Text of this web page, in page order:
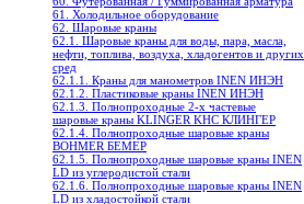
61. Холодильное oборудование
62. Шаровые краны
62.1. Шаровые краны для воды, пара, масла,
нефти, топлива, воздуха, хладогентов и других
сред
62.1.1. Краны для манометров INEN ИНЭН
62.1.2. Пластиковые краны INEN ИНЭН
62.1.3. Полнопроходные 2-х частевые
шаровые краны KLINGER KHC КЛИНГЕР
62.1.4. Полнопроходные шаровые краны
BOHMER БЕМЕР
62.1.5. Полнопроходные шаровые краны INEN
LD из углеродистой стали
62.1.6. Полнопроходные шаровые краны INEN
LD из хладостойкой стали